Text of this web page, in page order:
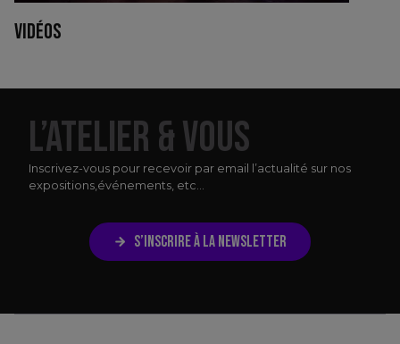
VIDÉOS
L’ATELIER & VOUS
Inscrivez-vous pour recevoir par email l’actualité sur nos
expositions,événements, etc...
S’INSCRIRE À LA NEWSLETTER